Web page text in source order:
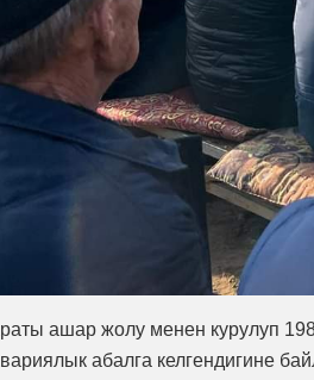
ашар жолу менен курулуп
абалга келгендигине